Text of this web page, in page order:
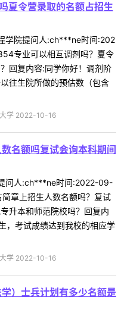
夏令营录取的名额占招生
学院提问人:ch***ne时间:202
专业可以相互调剂吗？夏令
回复内容:同学你好！调剂阶
往生院所做的预估数（包含
学 2022-10-16
名额吗复试会询本科期间
问人:ch***ne时间:2022-09-
章上招生人数名额吗？复试
升本和师范院校吗？回复内
，考试成绩达到我校的相应学
学 2022-10-16
）士兵计划有多少名额是